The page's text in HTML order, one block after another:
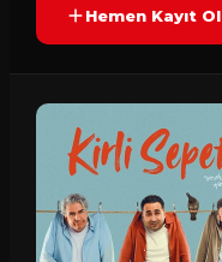
Hemen Kayıt Ol